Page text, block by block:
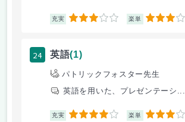
充実 3 楽単 3
24 英語(1)
パトリックフォスター先生
英語を用いた、プレゼンテーシ...
充実 4 楽単 3